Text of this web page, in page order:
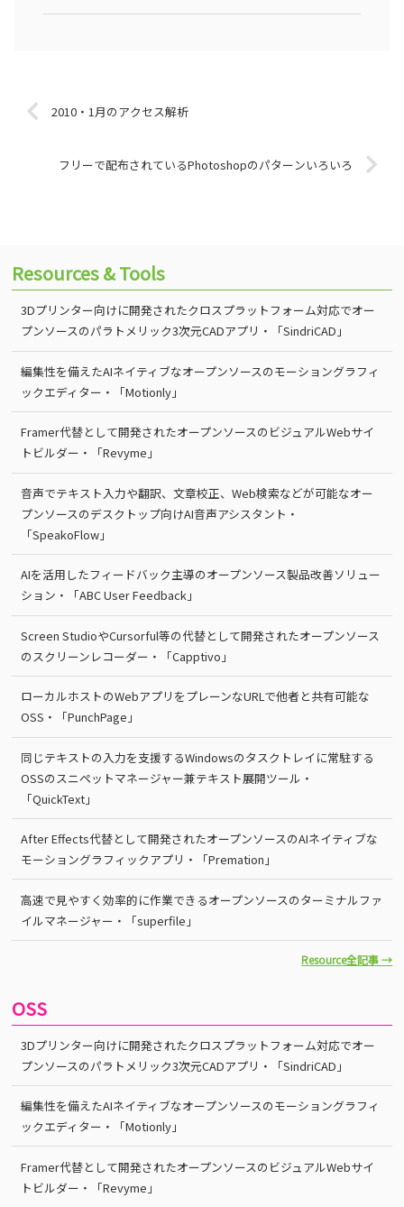
2010・1月のアクセス解析
フリーで配布されているPhotoshopのパターンいろいろ
Resources & Tools
3Dプリンター向けに開発されたクロスプラットフォーム対応でオー
プンソースのパラトメリック3次元CADアプリ・「SindriCAD」
編集性を備えたAIネイティブなオープンソースのモーショングラフィ
ックエディター・「Motionly」
Framer代替として開発されたオープンソースのビジュアルWebサイ
トビルダー・「Revyme」
音声でテキスト入力や翻訳、文章校正、Web検索などが可能なオー
プンソースのデスクトップ向けAI音声アシスタント・
「SpeakoFlow」
AIを活用したフィードバック主導のオープンソース製品改善ソリュー
ション・「ABC User Feedback」
Screen StudioやCursorful等の代替として開発されたオープンソース
のスクリーンレコーダー・「Capptivo」
ローカルホストのWebアプリをプレーンなURLで他者と共有可能な
OSS・「PunchPage」
同じテキストの入力を支援するWindowsのタスクトレイに常駐する
OSSのスニペットマネージャー兼テキスト展開ツール・
「QuickText」
After Effects代替として開発されたオープンソースのAIネイティブな
モーショングラフィックアプリ・「Premation」
高速で見やすく効率的に作業できるオープンソースのターミナルファ
イルマネージャー・「superfile」
Resource全記事 →
OSS
3Dプリンター向けに開発されたクロスプラットフォーム対応でオー
プンソースのパラトメリック3次元CADアプリ・「SindriCAD」
編集性を備えたAIネイティブなオープンソースのモーショングラフィ
ックエディター・「Motionly」
Framer代替として開発されたオープンソースのビジュアルWebサイ
トビルダー・「Revyme」